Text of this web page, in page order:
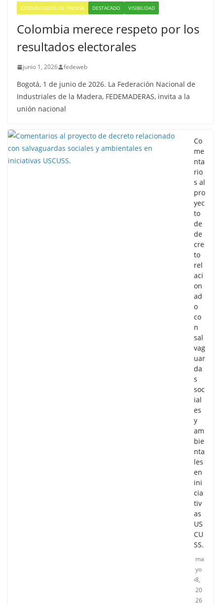
COMUNICADOS DE PRENSA DESTACADO VISIBILIDAD
Colombia merece respeto por los
resultados electorales
junio 1, 2026 fedeweb
Bogotá, 1 de junio de 2026. La Federación Nacional de
Industriales de la Madera, FEDEMADERAS, invita a la
unión nacional
Co
me
nta
rio
s al
pro
yec
to
de
de
cre
to
rel
aci
on
ad
o
co
n
sal
vag
uar
da
s
soc
ial
es
y
am
bie
nta
les
en
ini
cia
tiv
as
US
CU
SS.
ma
yo
8,
20
26